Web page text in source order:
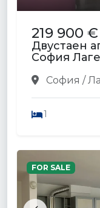
219 900 €
Двустаен
София
София /
1
FOR SALE